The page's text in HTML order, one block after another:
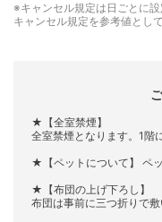
※キャンセル規定は日ごとに
キャンセル規定を参考値とし
★【全室禁煙】
全室禁煙となります。1階
★【ペットについて】 ペ
★【布団の上げ下ろし】
布団は事前に三つ折りで敷